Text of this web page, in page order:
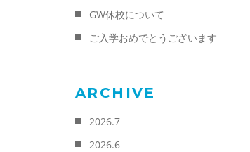
GW休校について
ご入学おめでとうございます
ARCHIVE
2026.7
2026.6